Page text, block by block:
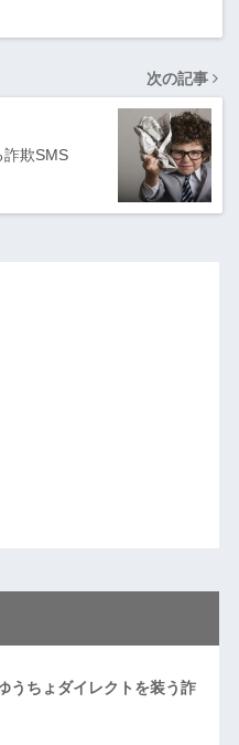
次の記事
欺SMS
ちょダイレクトを装う詐